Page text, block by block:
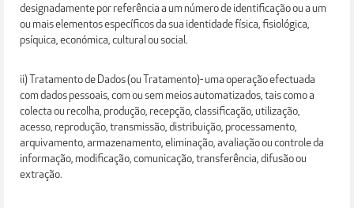
designadamente por referência a um número de identificação ou a um
ou mais elementos específicos da sua identidade física, fisiológica,
psíquica, económica, cultural ou social.
ii) Tratamento de Dados (ou Tratamento)- uma operação efectuada
com dados pessoais, com ou sem meios automatizados, tais como a
colecta ou recolha, produção, recepção, classificação, utilização,
acesso, reprodução, transmissão, distribuição, processamento,
arquivamento, armazenamento, eliminação, avaliação ou controle da
informação, modificação, comunicação, transferência, difusão ou
extração.